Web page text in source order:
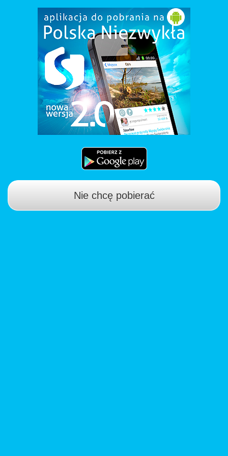
Nie chcę pobierać